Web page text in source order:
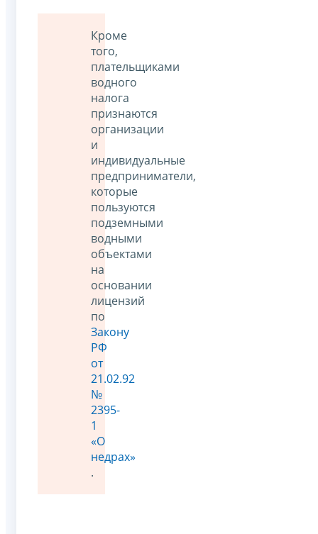
Кроме
того,
плательщиками
водного
налога
признаются
организации
и
индивидуальные
предприниматели,
которые
пользуются
подземными
водными
объектами
на
основании
лицензий
по
Закону
РФ
от
21.02.92
№
2395-
1
«О
недрах»
.